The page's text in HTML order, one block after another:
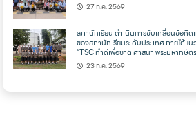
27 ก.ค. 2569
สภานักเรียน ดำเนินการขับเคลื่อนข้อคิด
ของสภานักเรียนระดับประเทศ ภายใต้แ
“TSC ทำดีเพื่อชาติ ศาสนา พระมหากษัต
23 ก.ค. 2569